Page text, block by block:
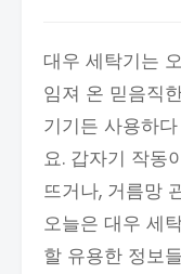
대우 세탁기는
임져 온 믿음직
기기든 사용하
요. 갑자기 작동
뜨거나, 거름망
오늘은 대우 세
할 유용한 정보